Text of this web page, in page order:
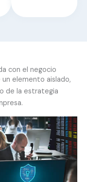
con el negocio
elemento aislado,
de la estrategia